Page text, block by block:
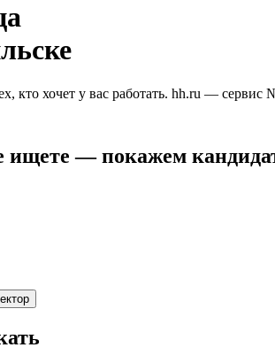
кто хочет у вас работать. hh.ru — сервис
ищете — покажем